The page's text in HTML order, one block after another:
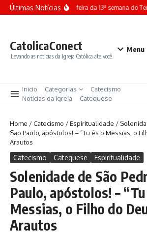
Ir para o conteúdo
Últimas NotíciasTerça-feira da 13ª semana do
CatolicaConect
Levando as noticias da Igreja Católica ate você.
Menu
Inicio Categorias
Catecismo
Notícias da Igreja
Catequese
Home /Catecismo /Espiritualidade /
São Paulo, apóstolos! – “Tu és o Messias, o
Arautos
Catecismo Catequese Espiritualidade
Solenidade de São
Paulo, apóstolos! –
Messias, o Filho do
Arautos